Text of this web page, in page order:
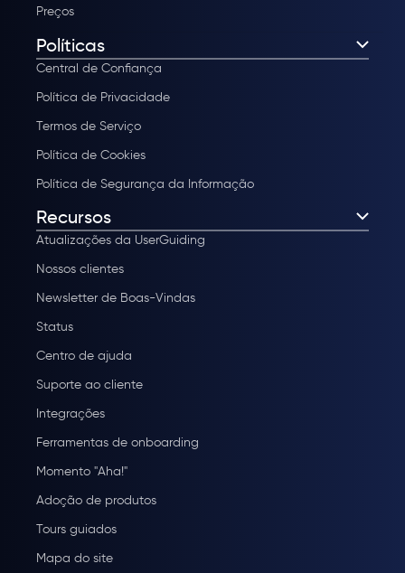
Preços
Políticas
Central de Confiança
Política de Privacidade
Termos de Serviço
Política de Cookies
Política de Segurança da Informação
Recursos
Atualizações da UserGuiding
Nossos clientes
Newsletter de Boas-Vindas
Status
Centro de ajuda
Suporte ao cliente
Integrações
Ferramentas de onboarding
Momento "Aha!"
Adoção de produtos
Tours guiados
Mapa do site